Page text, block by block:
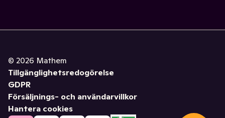
© 2026 Mathem
Tillgänglighetsredogörelse
GDPR
Försäljnings- och användarvillkor
Hantera cookies